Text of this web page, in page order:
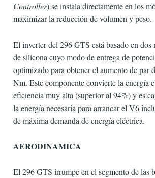
Controller) se instala directamente en los
maximizar la reducción de volumen y peso.
El inverter del 296 GTS está basado en dos
de silicona cuyo modo de entrega de
optimizado para obtener el aumento de
Nm. Este componente convierte la energía
eficiencia muy alta (superior al 94%) y es
la energía necesaria para arrancar el V6
de máxima demanda de energía eléctrica.
AERODINAMICA
El 296 GTS irrumpe en el segmento de las